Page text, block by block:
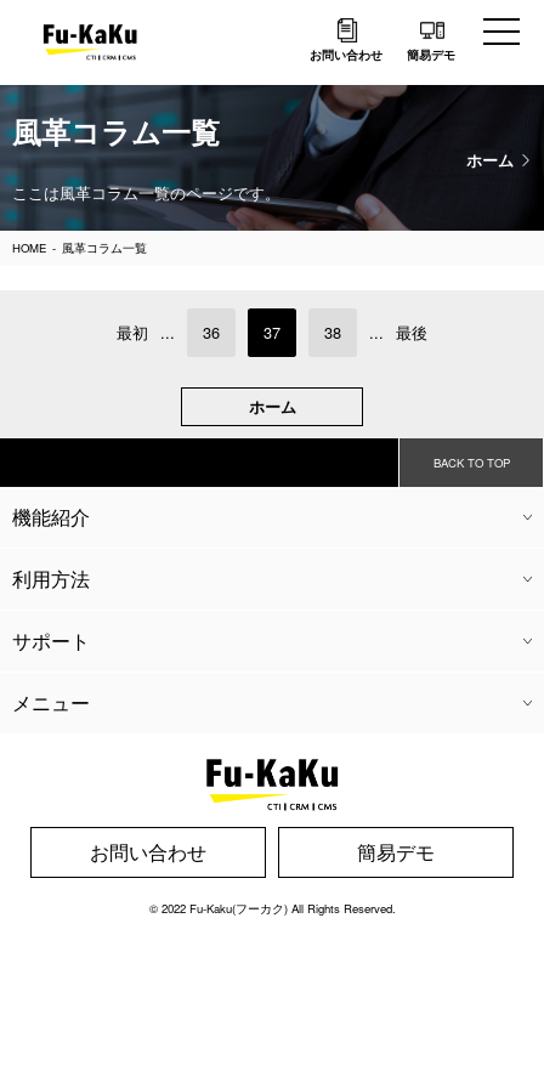
お問い合わせ 簡易デモ
風革コラム一覧
ホーム
ここは風革コラム一覧のページです。
HOME 風革コラム一覧
最初 ... 36 37 38 ... 最後
ホーム
BACK TO TOP
機能紹介
CTI
CRM
CMS
会員機能
外部連携
経理機能
キャストアプリ
ドライバーアプリ
グループ管理
利用方法
ご利用料金
導入の流れ
広告代理業
開業支援
運営コンサル
サポート
メニュー
お問い合わせ 簡易デモ
© 2022 Fu-Kaku(フーカク)All Rights Reserved.